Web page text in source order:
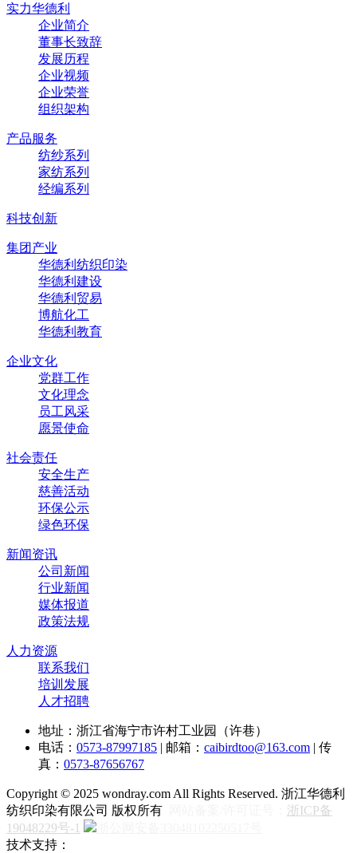
实力华德利
企业简介
董事长致辞
发展历程
企业视频
企业荣誉
组织架构
产品服务
纺纱系列
家纺系列
经编系列
科技创新
集团产业
华德利纺织印染
华德利建设
华德利贸易
博航化工
华德利教育
企业文化
党群工作
文化理念
员工风采
愿景使命
社会责任
安全生产
慈善活动
环保公示
绿色环保
新闻资讯
公司新闻
行业新闻
媒体报道
政策法规
人力资源
联系我们
培训发展
人才招聘
地址：浙江省海宁市许村工业园（许巷）
电话： 0573-87997185 | 邮箱： caibirdtoo@163.com | 传
真： 0573-87656767
Copyright © 2025 wondray.com All Rights Reserved. 浙江华德利
纺织印染有限公司 版权所有
浙ICP备
19048229号-1
技术支持：